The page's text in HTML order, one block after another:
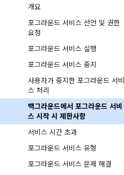
개요
포그라운드 서비스 선언 및 권한
요청
포그라운드 서비스 실행
포그라운드 서비스 중지
사용자가 중지한 포그라운드 서비
스 처리
백그라운드에서 포그라운드 서비
스 시작 시 제한사항
서비스 시간 초과
포그라운드 서비스 유형
포그라운드 서비스 문제 해결